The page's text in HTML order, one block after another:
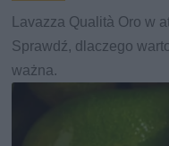
Lavazza Qualità Oro w
Sprawdź, dlaczego
ważna.